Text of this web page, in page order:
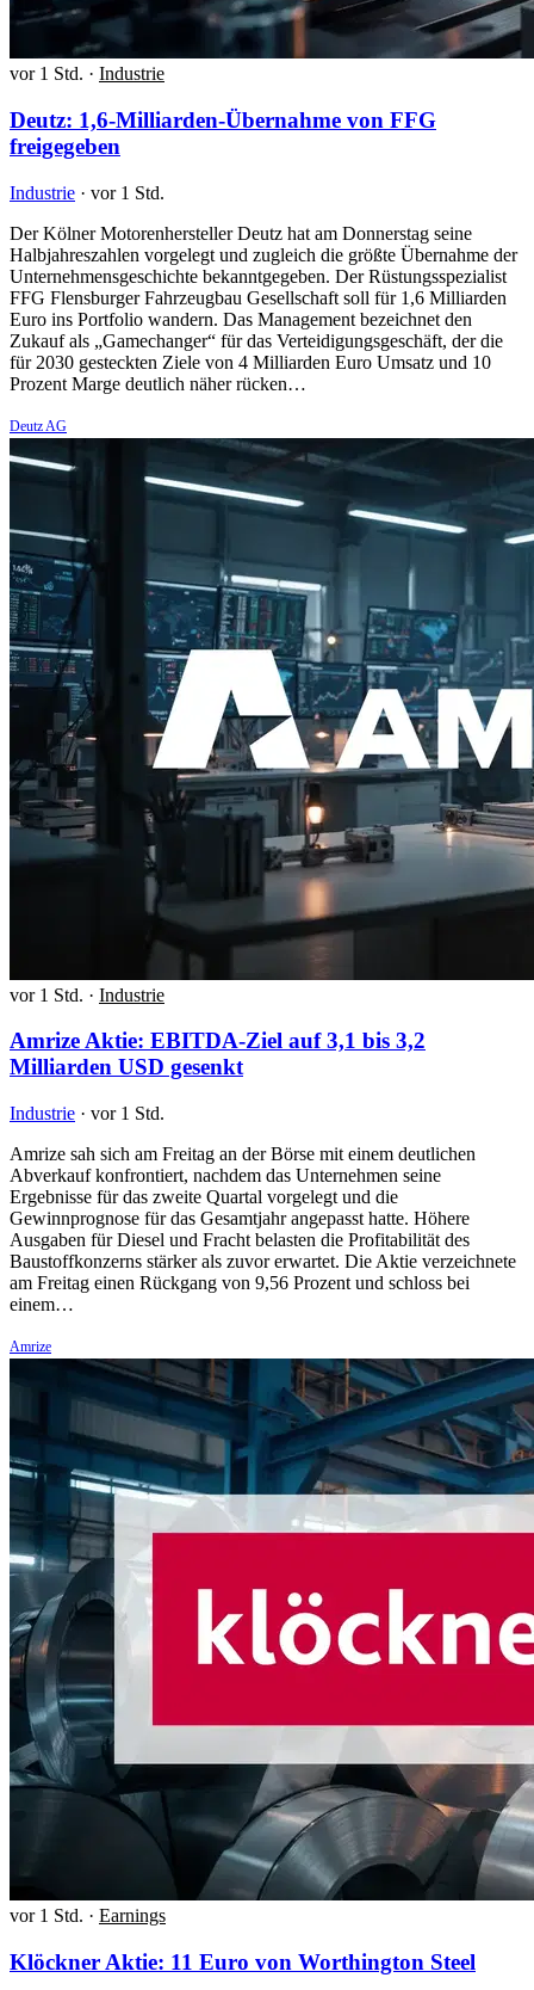
vor 1 Std. · Industrie
Deutz: 1,6-Milliarden-Übernahme von FFG
freigegeben
Industrie · vor 1 Std.
Der Kölner Motorenhersteller Deutz hat am Donnerstag seine
Halbjahreszahlen vorgelegt und zugleich die größte Übernahme der
Unternehmensgeschichte bekanntgegeben. Der Rüstungsspezialist
FFG Flensburger Fahrzeugbau Gesellschaft soll für 1,6 Milliarden
Euro ins Portfolio wandern. Das Management bezeichnet den
Zukauf als „Gamechanger“ für das Verteidigungsgeschäft, der die
für 2030 gesteckten Ziele von 4 Milliarden Euro Umsatz und 10
Prozent Marge deutlich näher rücken…
Deutz AG
vor 1 Std. · Industrie
Amrize Aktie: EBITDA-Ziel auf 3,1 bis 3,2
Milliarden USD gesenkt
Industrie · vor 1 Std.
Amrize sah sich am Freitag an der Börse mit einem deutlichen
Abverkauf konfrontiert, nachdem das Unternehmen seine
Ergebnisse für das zweite Quartal vorgelegt und die
Gewinnprognose für das Gesamtjahr angepasst hatte. Höhere
Ausgaben für Diesel und Fracht belasten die Profitabilität des
Baustoffkonzerns stärker als zuvor erwartet. Die Aktie verzeichnete
am Freitag einen Rückgang von 9,56 Prozent und schloss bei
einem…
Amrize
vor 1 Std. · Earnings
Klöckner Aktie: 11 Euro von Worthington Steel